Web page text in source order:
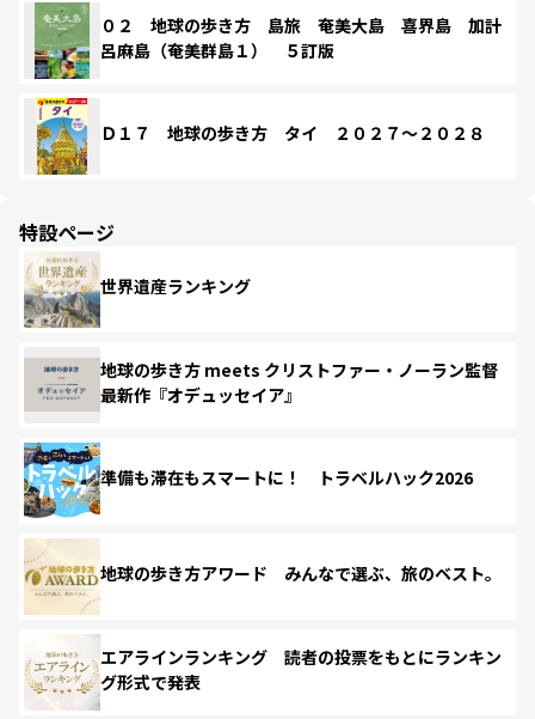
０２ 地球の歩き方 島旅 奄美大島 喜界島 加計
呂麻島（奄美群島１） ５訂版
Ｄ１７ 地球の歩き方 タイ ２０２７～２０２８
特設ページ
世界遺産ランキング
地球の歩き方 meets クリストファー・ノーラン監督
最新作『オデュッセイア』
準備も滞在もスマートに！ トラベルハック2026
地球の歩き方アワード みんなで選ぶ、旅のベスト。
エアラインランキング 読者の投票をもとにランキン
グ形式で発表